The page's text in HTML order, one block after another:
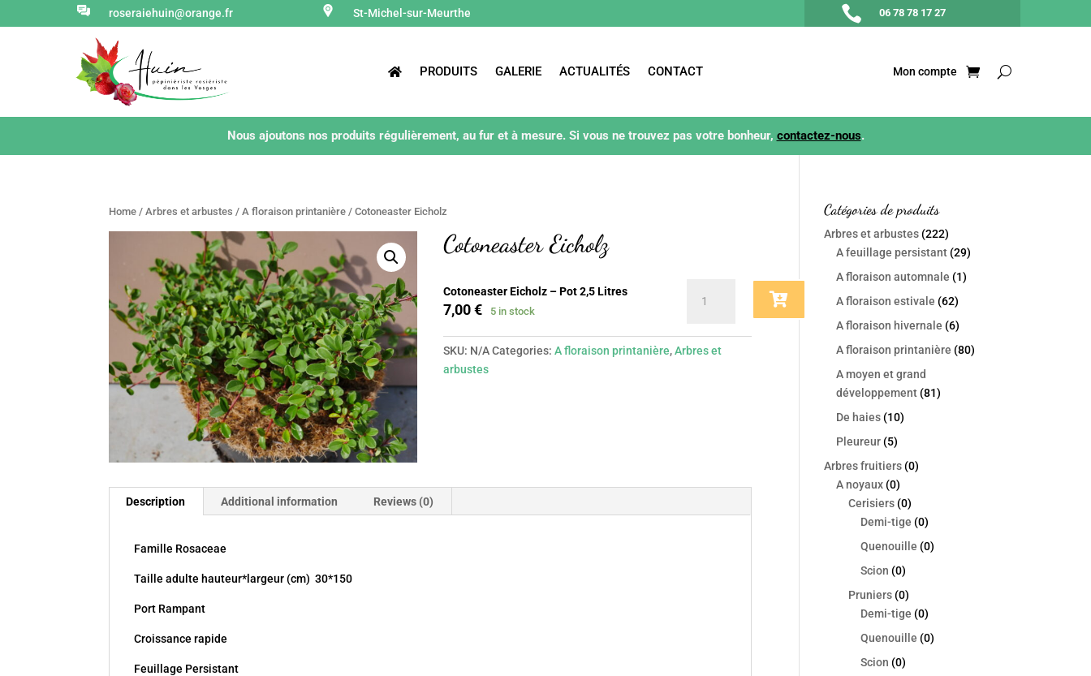
roseraiehuin@orange.fr St-Michel-sur-Meurthe  06 78 78 17 27
PRODUITS GALERIE ACTUALITÉS CONTACT Mon compte
Nous ajoutons nos produits régulièrement, au fur et à mesure. Si vous ne trouvez pas votre bonheur, contactez-nous.
Home /Arbres et arbustes /A floraison printanière / Cotoneaster Eicholz
Cotoneaster Eicholz
Cotoneaster Eicholz – Pot 2,5 Litres
7,00€ 5 in stock
Eicholz
SKU: N/ACategories:A floraison printanière,Arbres et
arbustes
Description Additional information Reviews (0)
Famille Rosaceae
Taille adulte hauteur*largeur (cm) 30*150
Port Rampant
Croissance rapide
Feuillage Persistant
Catégories de produits
Arbres et arbustes(222)
A feuillage persistant(29)
A floraison automnale (1)
A floraison estivale (62)
A floraison hivernale (6)
A floraison printanière (80)
A moyen et grand
développement(81)
De haies(10)
Pleureur(5)
Arbres fruitiers(0)
A noyaux(0)
Cerisiers(0)
Demi-tige (0)
Quenouille (0)
Scion (0)
Pruniers(0)
Demi-tige (0)
Quenouille (0)
Scion (0)